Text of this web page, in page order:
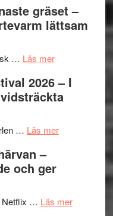
nya
titlar
årets
Shahab
Mehrabi
Filmstadens
stipendium
gräset –
lättsam
… Läs merom
Det
grönaste
–
och
lättsam
2026 – I
… Läs merom
2026
–
och ger
Netflix … Läs merom